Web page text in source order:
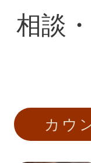
相談
カウ